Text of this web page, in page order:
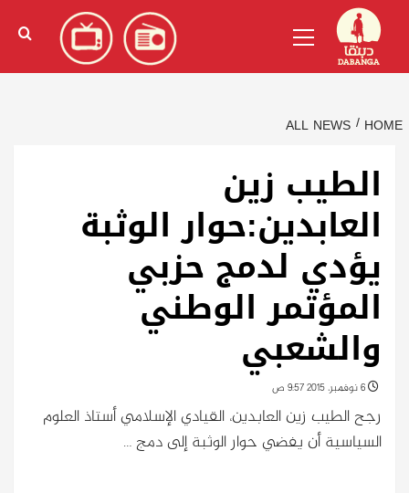
content
الإنجليزية)
Menu
HOME
ALL NEWS
الطيب زين
العابدين:حوار الوثبة
يؤدي لدمج حزبي
المؤتمر الوطني
والشعبي
رجح الطيب زين العابدين، القيادي الإسلامي أستاذ العلوم
السياسية أن يفضي حوار الوثبة إلى دمج …